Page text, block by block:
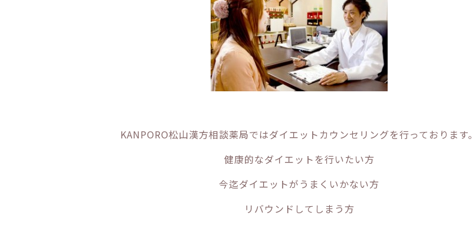
KANPORO松山漢方相談薬局ではダイエットカウンセリングを行っております。
健康的なダイエットを行いたい方
今迄ダイエットがうまくいかない方
リバウンドしてしまう方